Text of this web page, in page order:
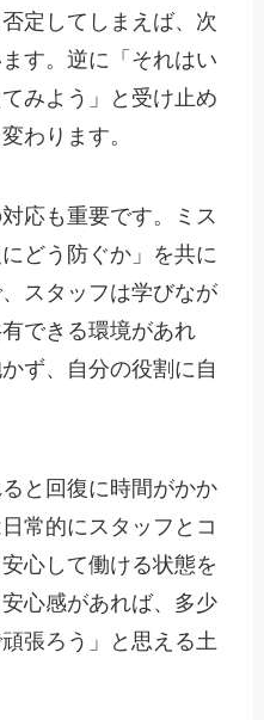
定してしまえば、次
す。逆に「それはい
みよう」と受け止め
わります。
応も重要です。ミス
どう防ぐか」を共に
スタッフは学びなが
できる環境があれ
ず、自分の役割に自
と回復に時間がかか
常的にスタッフとコ
心して働ける状態を
心感があれば、多少
張ろう」と思える土